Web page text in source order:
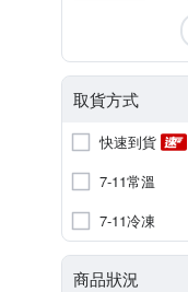
取貨方式
快速到貨
7-11常溫
7-11冷凍
商品狀況